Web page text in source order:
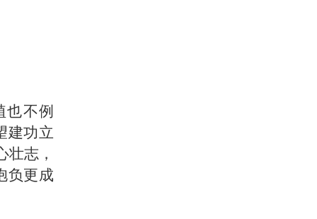
不例
建功立
壮志，
负更成